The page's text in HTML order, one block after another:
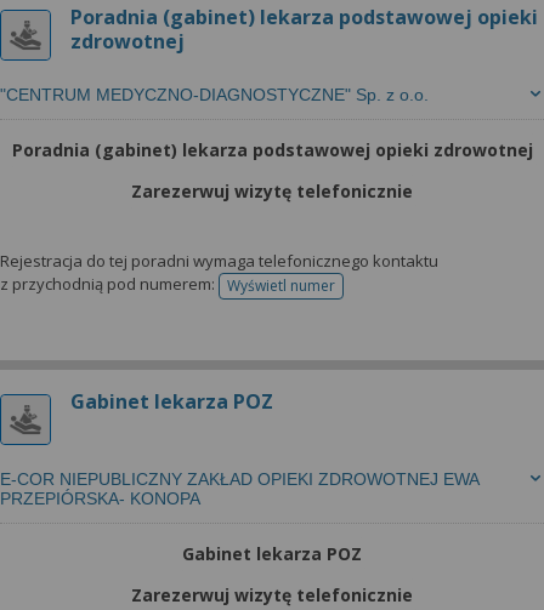
Poradnia (gabinet) lekarza podstawowej opieki
zdrowotnej
"CENTRUM MEDYCZNO-DIAGNOSTYCZNE" Sp. z o.o.
Poradnia (gabinet) lekarza podstawowej opieki zdrowotnej
Zarezerwuj wizytę telefonicznie
Rejestracja do tej poradni wymaga telefonicznego kontaktu
z przychodnią pod numerem:
Wyświetl numertelefonu do rejestracji
Gabinet lekarza POZ
E-COR NIEPUBLICZNY ZAKŁAD OPIEKI ZDROWOTNEJ EWA
PRZEPIÓRSKA- KONOPA
Gabinet lekarza POZ
Zarezerwuj wizytę telefonicznie